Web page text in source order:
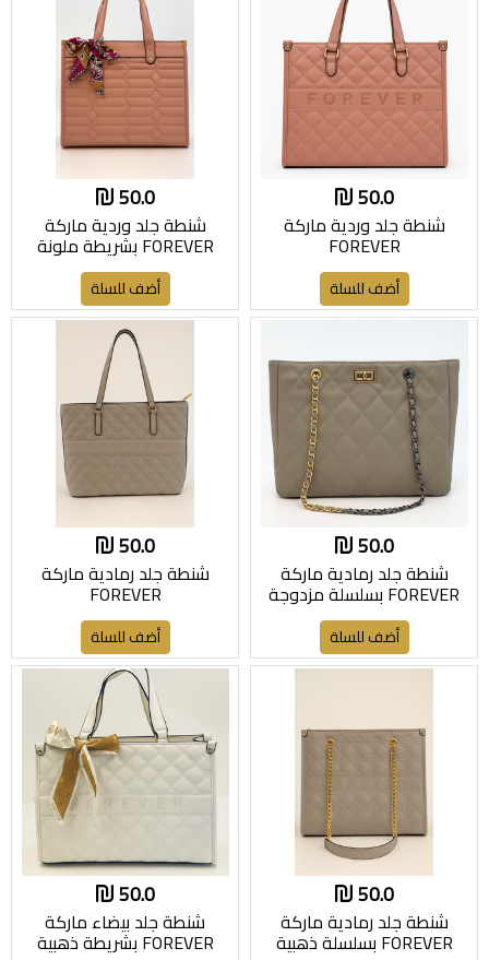
50.0
شنطة جلد وردية ماركة
FOREVER
أضف للسلة
50.0
شنطة جلد وردية ماركة
FOREVER بشريطة ملونة
أضف للسلة
50.0
شنطة جلد رمادية ماركة
FOREVER بسلسلة مزدوجة
أضف للسلة
50.0
شنطة جلد رمادية ماركة
FOREVER
أضف للسلة
50.0
شنطة جلد رمادية ماركة
FOREVER بسلسلة ذهبية
50.0
شنطة جلد بيضاء ماركة
FOREVER بشريطة ذهبية